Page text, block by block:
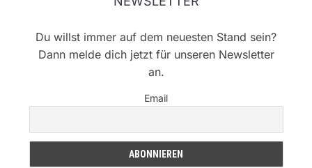
Du willst immer auf dem neuesten Stand sein?
Dann melde dich jetzt für unseren Newsletter
an.
Email